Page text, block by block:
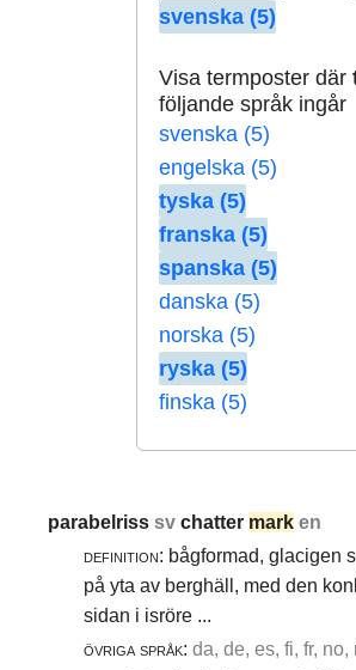
svenska (5)
Visa termposter där
följande språk ingår
svenska (5)
engelska (5)
tyska (5)
franska (5)
spanska (5)
danska (5)
norska (5)
ryska (5)
finska (5)
parabelrisssvchatter mark en
definition: bågformad, glacigen
på yta av berghäll, med den
sidan i isröre ...
övriga språk: da, de, es, fi, fr, no,